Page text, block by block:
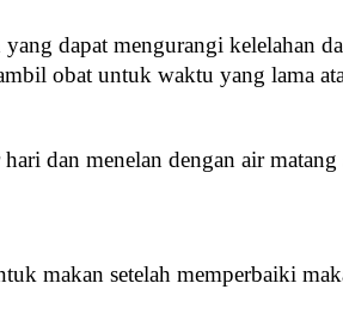
dapat mengurangi kelelahan
obat untuk waktu yang lama
dan menelan dengan air
makan setelah memperbaiki